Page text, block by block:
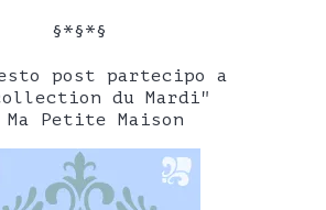
§*§*§
post partecipo a
du Mardi"
Petite Maison